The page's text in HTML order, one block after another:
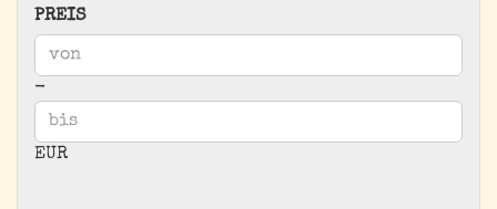
PREIS
PREIS
Preis bis
-
EUR